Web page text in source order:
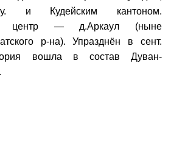
у. и Кудейским кантоном.
центр — д.Аркаул (ныне
р-на). Упразднён в сент.
вошла в состав Дуван-